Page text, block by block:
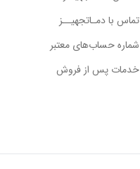
تماس با دمـاتجهیــز
شماره حساب‌های معتبر
خدمات پس از فروش